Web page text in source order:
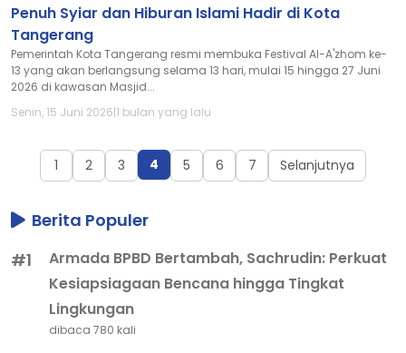
Penuh Syiar dan Hiburan Islami Hadir di Kota
Tangerang
Pemerintah Kota Tangerang resmi membuka Festival Al-A'zhom ke-
13 yang akan berlangsung selama 13 hari, mulai 15 hingga 27 Juni
2026 di kawasan Masjid...
Senin, 15 Juni 2026|1 bulan yang lalu
1 2 3 4 5 6 7 Selanjutnya
Berita Populer
#1
Armada BPBD Bertambah, Sachrudin: Perkuat
Kesiapsiagaan Bencana hingga Tingkat
Lingkungan
dibaca 780 kali